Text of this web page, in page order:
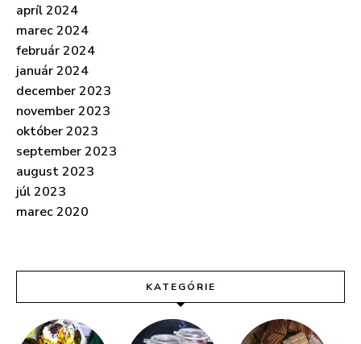
apríl 2024
marec 2024
február 2024
január 2024
december 2023
november 2023
október 2023
september 2023
august 2023
júl 2023
marec 2020
KATEGÓRIE